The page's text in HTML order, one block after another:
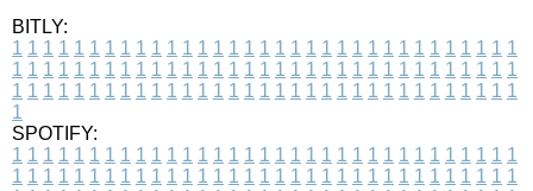
BITLY:
1 1 1 1 1 1 1 1 1 1 1 1 1 1 1 1 1 1 1 1 1 1 1 1 1 1 1 1 1 1 1 1 1
1 1 1 1 1 1 1 1 1 1 1 1 1 1 1 1 1 1 1 1 1 1 1 1 1 1 1 1 1 1 1 1 1
1 1 1 1 1 1 1 1 1 1 1 1 1 1 1 1 1 1 1 1 1 1 1 1 1 1 1 1 1 1 1 1 1
1
SPOTIFY:
1 1 1 1 1 1 1 1 1 1 1 1 1 1 1 1 1 1 1 1 1 1 1 1 1 1 1 1 1 1 1 1 1
1 1 1 1 1 1 1 1 1 1 1 1 1 1 1 1 1 1 1 1 1 1 1 1 1 1 1 1 1 1 1 1 1